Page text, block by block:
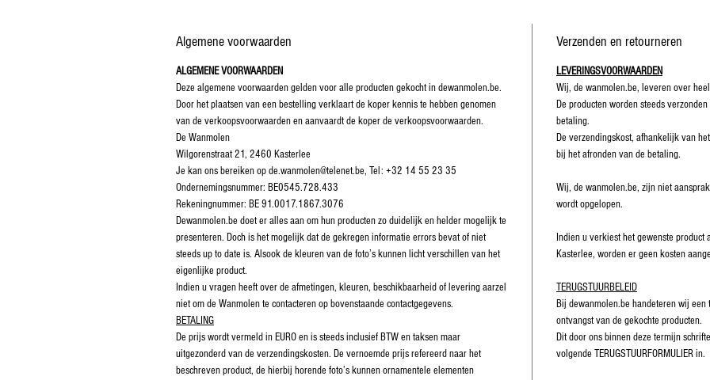
Algemene voorwaarden
ALGEMENE VOORWAARDEN
Deze algemene voorwaarden gelden voor alle producten gekocht in dewanmolen.be.
Door het plaatsen van een bestelling verklaart de koper kennis te hebben genomen
van de verkoopsvoorwaarden en aanvaardt de koper de verkoopsvoorwaarden.
De Wanmolen
Wilgorenstraat 21, 2460 Kasterlee
Je kan ons bereiken op de.wanmolen@telenet.be, Tel: +32 14 55 23 35
Ondernemingsnummer: BE0545.728.433
Rekeningnummer: BE 91.0017.1867.3076
Dewanmolen.be doet er alles aan om hun producten zo duidelijk en helder mogelijk te
presenteren. Doch is het mogelijk dat de gekregen informatie errors bevat of niet
steeds up to date is. Alsook de kleuren van de foto’s kunnen licht verschillen van het
eigenlijke product.
Indien u vragen heeft over de afmetingen, kleuren, beschikbaarheid of levering aarzel
niet om de Wanmolen te contacteren op bovenstaande contactgegevens.
BETALING
De prijs wordt vermeld in EURO en is steeds inclusief BTW en taksen maar
uitgezonderd van de verzendingskosten. De vernoemde prijs refereerd naar het
beschreven product, de hierbij horende foto’s kunnen ornamentele elementen
Verzenden en retourneren
LEVERINGSVOORWAARDEN
Wij, de wanmolen.be, leveren over
De producten worden steeds
betaling.
De verzendingskost, afhankelijk van
bij het afronden van de betaling.
Wij, de wanmolen.be, zijn niet
wordt opgelopen.
Indien u verkiest het gewenste
Kasterlee, worden er geen kosten
TERUGSTUURBELEID
Bij dewanmolen.be handeteren wij
ontvangst van de gekochte producten.
Dit door ons binnen deze termijn
volgende TERUGSTUURFORMULIER in.